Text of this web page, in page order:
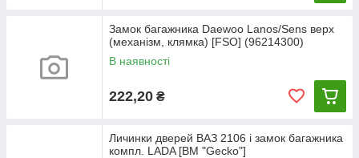
Замок багажника Daewoo Lanos/Sens верх
(механізм, клямка) [FSO] (96214300)
В наявності
222,20 ₴
Личинки дверей ВАЗ 2106 і замок багажника
компл. LADA [BM "Gecko"]